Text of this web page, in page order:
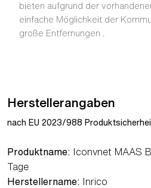
bieten aufgrund der
einfache Möglichkeit der
große Entfernungen .
Herstellerangaben
nach EU 2023/988
Produktname: Iconvnet MAAS
Tage
Herstellername: Inrico